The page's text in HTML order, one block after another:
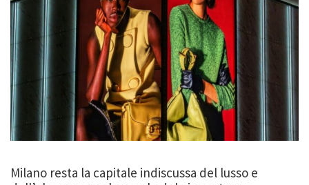
Milano resta la capitale indiscussa del lusso e